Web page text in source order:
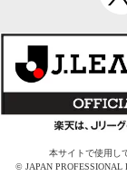
本サイトで使用し
© JAPAN